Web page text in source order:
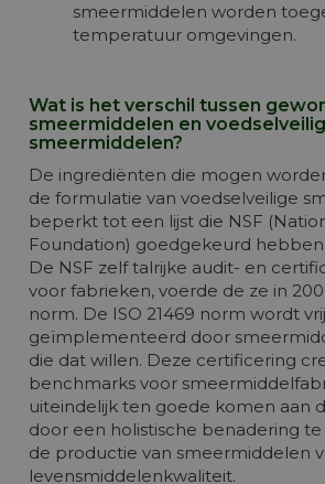
smeermiddelen worden
temperatuur omgevingen.
Wat is het verschil tussen
smeermiddelen en
smeermiddelen?
De ingrediënten die mogen
de formulatie van voedselveilige
beperkt tot een lijst die NSF
Foundation) goedgekeurd hebben
De NSF zelf talrijke audit- en
voor fabrieken, voerde de ze in
norm. De ISO 21469 norm wordt
geïmplementeerd door
die dat willen. Deze certificering
benchmarks voor
uiteindelijk ten goede komen aan
door een holistische benadering
de productie van smeermiddelen
levensmiddelenkwaliteit.